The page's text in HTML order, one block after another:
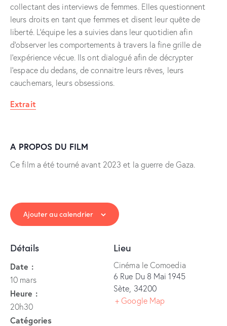
collectant des interviews de femmes. Elles questionnent
leurs droits en tant que femmes et disent leur quête de
liberté. L’équipe les a suivies dans leur quotidien afin
d’observer les comportements à travers la fine grille de
l’expérience vécue. Ils ont dialogué afin de décrypter
l’espace du dedans, de connaitre leurs rêves, leurs
cauchemars, leurs obsessions.
Extrait
A PROPOS DU FILM
Ce film a été tourné avant 2023 et la guerre de Gaza.
Ajouter au calendrier
Détails
Date :
10 mars
Heure :
20h30
Catégories
Lieu
Cinéma le Comoedia
6 Rue Du 8 Mai 1945
Sète 34200
+ Google Map